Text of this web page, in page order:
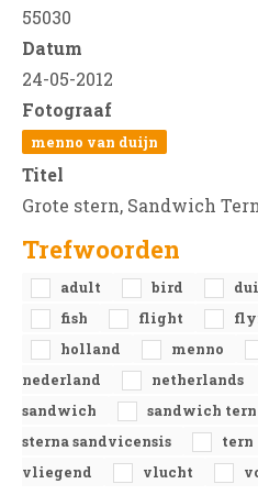
55030
Datum
24-05-2012
Fotograaf
menno van duijn
Titel
Grote stern, Sandwich
Trefwoorden
adult bird
fish
flight
holland
menno
nederland
netherlands
sandwich
sandwich tern
sterna sandvicensis
tern
vliegend
vlucht